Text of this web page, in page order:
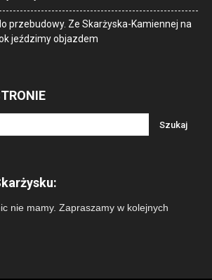
przebudowy. Ze Skarżyska-Kamiennej na
jeździmy objazdem
nie mamy. Zapraszamy w kolejnych